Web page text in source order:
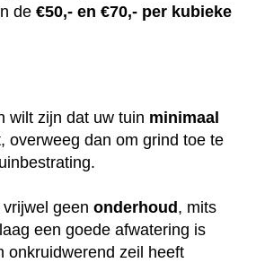
de €50,- en €70,- per kubieke
wilt zijn dat uw tuin minimaal
overweeg dan om grind toe te
geen onderhoud , mits
een goede afwatering is
onkruidwerend zeil heeft